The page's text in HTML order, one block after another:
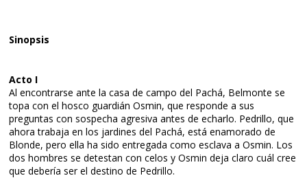
Sinopsis
Acto I
Al encontrarse ante la casa de campo del Pachá, Belmonte se
topa con el hosco guardián Osmin, que responde a sus
preguntas con sospecha agresiva antes de echarlo. Pedrillo, que
ahora trabaja en los jardines del Pachá, está enamorado de
Blonde, pero ella ha sido entregada como esclava a Osmin. Los
dos hombres se detestan con celos y Osmin deja claro cuál cree
que debería ser el destino de Pedrillo.